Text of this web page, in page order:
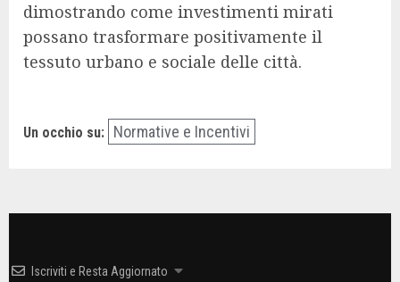
dimostrando come investimenti mirati
possano trasformare positivamente il
tessuto urbano e sociale delle città.
Un occhio su: Normative e Incentivi
Iscriviti e Resta Aggiornato